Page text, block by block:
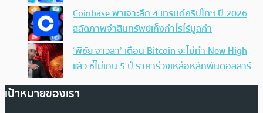
Coinbase พาเจาะลึก 4 เทรนด์คริปโทฯ ปี 2026
สลัดภาพจำสินทรัพย์เก็งกำไรไร้มูลค่า
‘พิชัย จาวลา’ เตือน Bitcoin จะไม่ทำ New High
แล้ว ชี้ไม่เกิน 5 ปี ราคาร่วงเหลือหลักพันดอลลาร์
เป้าหมายของเรา